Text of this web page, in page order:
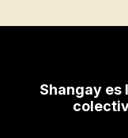
Shangay